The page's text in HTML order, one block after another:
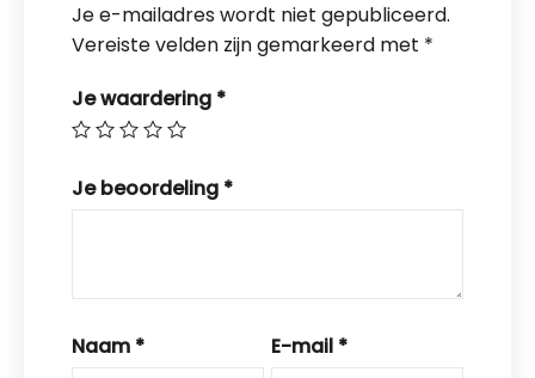
Je e-mailadres wordt niet gepubliceerd.
Vereiste velden zijn gemarkeerd met *
Je waardering *
Je beoordeling *
Naam * E-mail *